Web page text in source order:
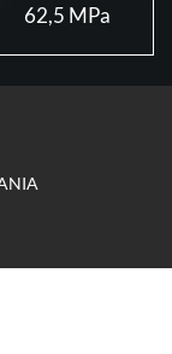
62,5 MPa